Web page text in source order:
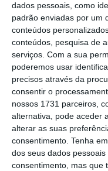
dados pessoais, como
padrão enviadas por um
conteúdos
conteúdos, pesquisa de
serviços. Com a sua
poderemos usar
precisos através da
consentir o
nossos 1731 parceiros,
alternativa, pode aceder
alterar as suas
consentimento. Tenha
dos seus dados
consentimento, mas que
Assine
No momento
mais
o jornalismo
De que forma?
tenha acesso
opinião que